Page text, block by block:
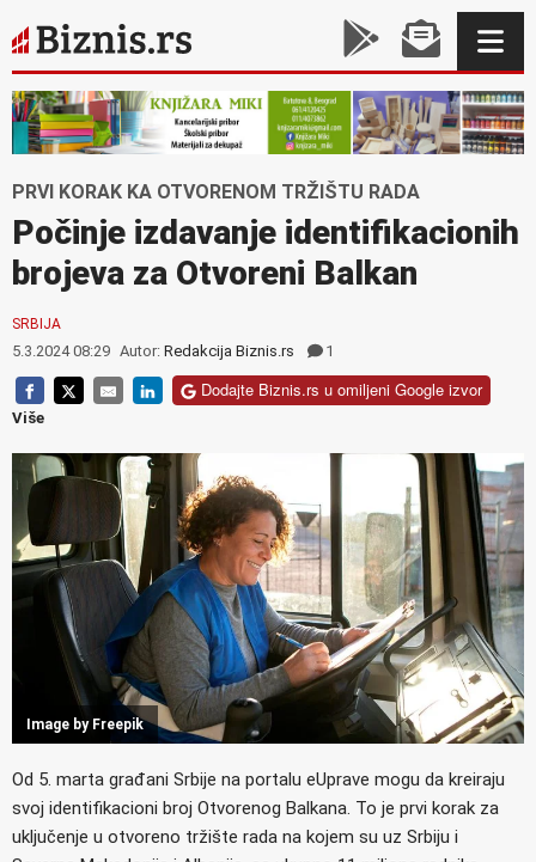
PRVI KORAK KA OTVORENOM TRŽIŠTU RADA
Počinje izdavanje identifikacionih
brojeva za Otvoreni Balkan
SRBIJA
5.3.2024 08:29 Autor: Redakcija Biznis.rs 1
Dodajte Biznis.rs u omiljeni Google izvor
Više
Image by Freepik
Od 5. marta građani Srbije na portalu eUprave mogu da kreiraju
svoj identifikacioni broj Otvorenog Balkana. To je prvi korak za
uključenje u otvoreno tržište rada na kojem su uz Srbiju i